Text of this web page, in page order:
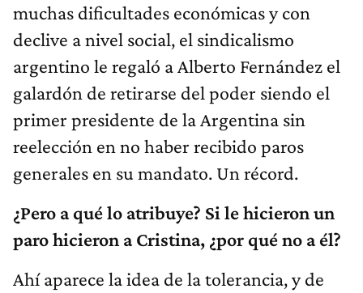
muchas dificultades económicas y con
declive a nivel social, el sindicalismo
argentino le regaló a Alberto Fernández el
galardón de retirarse del poder siendo el
primer presidente de la Argentina sin
reelección en no haber recibido paros
generales en su mandato. Un récord.
¿Pero a qué lo atribuye? Si le hicieron un
paro hicieron a Cristina, ¿por qué no a él?
Ahí aparece la idea de la tolerancia, y de